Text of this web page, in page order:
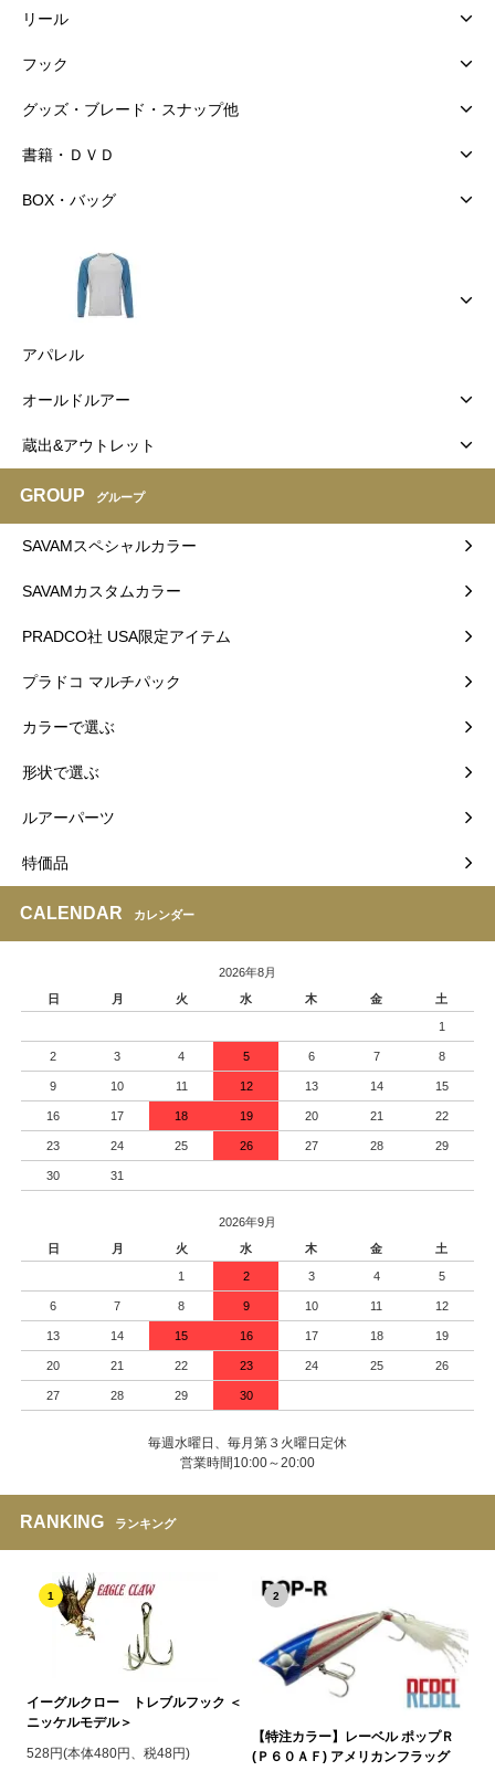
リール
フック
グッズ・ブレード・スナップ他
書籍・ＤＶＤ
BOX・バッグ
アパレル
オールドルアー
蔵出&アウトレット
GROUP グループ
SAVAMスペシャルカラー
SAVAMカスタムカラー
PRADCO社 USA限定アイテム
プラドコ マルチパック
カラーで選ぶ
形状で選ぶ
ルアーパーツ
特価品
CALENDAR カレンダー
2026年8月
日
月 火 水 木 金 土
1
2 3 4 5 6 7 8
9 10 11 12 13 14 15
16 17 18 19 20 21 22
23 24 25 26 27 28 29
30 31
2026年9月
日
月 火 水 木 金 土
1 2 3 4 5
6 7 8 9 10 11 12
13 14 15 16 17 18 19
20 21 22 23 24 25 26
27 28 29 30
毎週水曜日、毎月第３火曜日定休
営業時間10:00～20:00
RANKING ランキング
1
イーグルクロー トレブルフック ＜
ニッケルモデル＞
528円(本体480円、税48円)
2
【特注カラー】レーベル ポップＲ
(Ｐ６０ＡＦ) アメリカンフラッグ